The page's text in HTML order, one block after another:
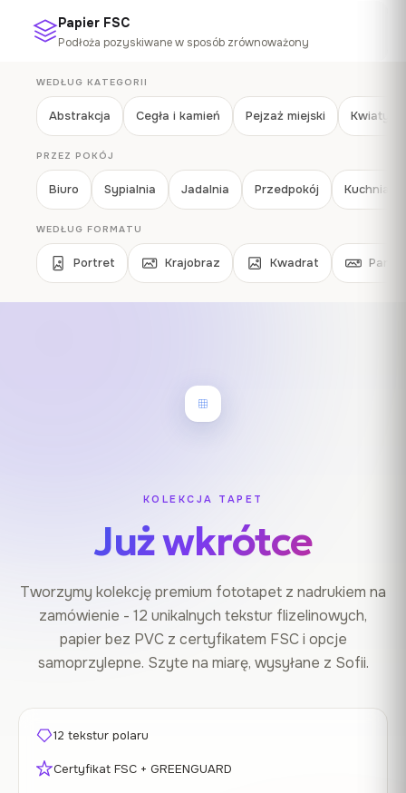
Papier FSC
Podłoża pozyskiwane w sposób zrównoważony
WEDŁUG KATEGORII
Abstrakcja Cegła i kamień Pejzaż miejski Kwiaty
PRZEZ POKÓJ
Biuro Sypialnia Jadalnia Przedpokój Kuchnia
WEDŁUG FORMATU
Portret Krajobraz Kwadrat
KOLEKCJA TAPET
Już wkrótce
Tworzymy kolekcję premium fototapet z nadrukiem na
zamówienie - 12 unikalnych tekstur flizelinowych,
papier bez PVC z certyfikatem FSC i opcje
samoprzylepne. Szyte na miarę, wysyłane z Sofii.
12 tekstur polaru
Certyfikat FSC + GREENGUARD